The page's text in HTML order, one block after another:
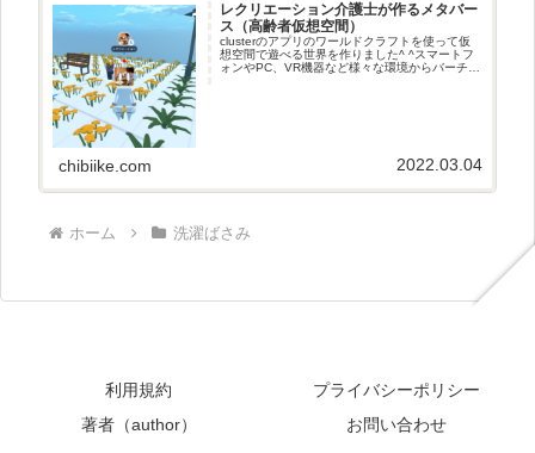
レクリエーション介護士が作るメタバー
ス（高齢者仮想空間）
clusterのアプリのワールドクラフトを使って仮
想空間で遊べる世界を作りました^ ^スマートフ
ォンやPC、VR機器など様々な環境からバーチャ
chibiike.com 2022.03.04
ホーム 洗濯ばさみ
利用規約
プライバシーポリシー
著者（author）
お問い合わせ